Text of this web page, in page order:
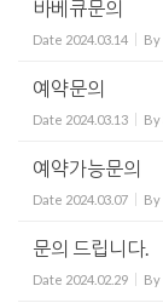
바베큐문의
Date 2024.03.14 By
예약문의
Date 2024.03.13 By
예약가능문의
Date 2024.03.07 By
문의 드립니다.
Date 2024.02.29 By